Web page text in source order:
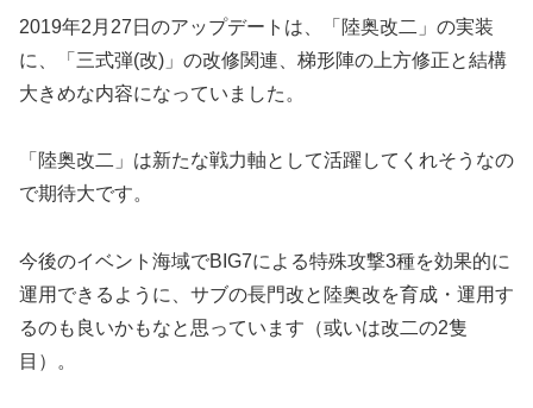
2019年2月27日のアップデートは、「陸奥改二」の実装
に、「三式弾(改)」の改修関連、梯形陣の上方修正と結構
大きめな内容になっていました。
「陸奥改二」は新たな戦力軸として活躍してくれそうなの
で期待大です。
今後のイベント海域でBIG7による特殊攻撃3種を効果的に
運用できるように、サブの長門改と陸奥改を育成・運用す
るのも良いかもなと思っています（或いは改二の2隻
目）。